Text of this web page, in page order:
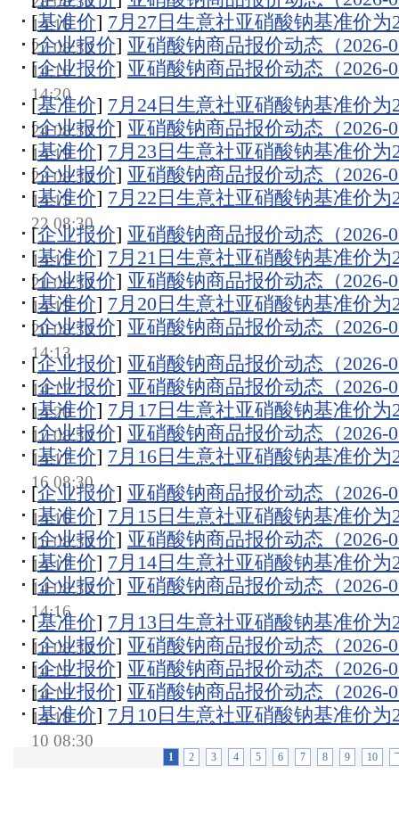
14:16
[基准价] 7月27日生意社亚硝酸钠基准价为
27 08:30
[企业报价] 亚硝酸钠商品报价动态（2026-
14:16
[企业报价] 亚硝酸钠商品报价动态（2026-
14:20
[基准价] 7月24日生意社亚硝酸钠基准价为
24 08:30
[企业报价] 亚硝酸钠商品报价动态（2026-
14:19
[基准价] 7月23日生意社亚硝酸钠基准价为
23 08:30
[企业报价] 亚硝酸钠商品报价动态（2026-
14:15
[基准价] 7月22日生意社亚硝酸钠基准价为
22 08:30
[企业报价] 亚硝酸钠商品报价动态（2026-
14:15
[基准价] 7月21日生意社亚硝酸钠基准价为
21 08:30
[企业报价] 亚硝酸钠商品报价动态（2026-
14:15
[基准价] 7月20日生意社亚硝酸钠基准价为
20 08:30
[企业报价] 亚硝酸钠商品报价动态（2026-
14:13
[企业报价] 亚硝酸钠商品报价动态（2026-
14:17
[企业报价] 亚硝酸钠商品报价动态（2026-
14:20
[基准价] 7月17日生意社亚硝酸钠基准价为
17 08:30
[企业报价] 亚硝酸钠商品报价动态（2026-
14:17
[基准价] 7月16日生意社亚硝酸钠基准价为
16 08:30
[企业报价] 亚硝酸钠商品报价动态（2026-
14:16
[基准价] 7月15日生意社亚硝酸钠基准价为
15 08:30
[企业报价] 亚硝酸钠商品报价动态（2026-
14:17
[基准价] 7月14日生意社亚硝酸钠基准价为
14 08:30
[企业报价] 亚硝酸钠商品报价动态（2026-
14:16
[基准价] 7月13日生意社亚硝酸钠基准价为
13 08:30
[企业报价] 亚硝酸钠商品报价动态（2026-
14:15
[企业报价] 亚硝酸钠商品报价动态（2026-
14:15
[企业报价] 亚硝酸钠商品报价动态（2026-
14:18
[基准价] 7月10日生意社亚硝酸钠基准价为
10 08:30
1 2 3 4 5 6 7 8 9 10